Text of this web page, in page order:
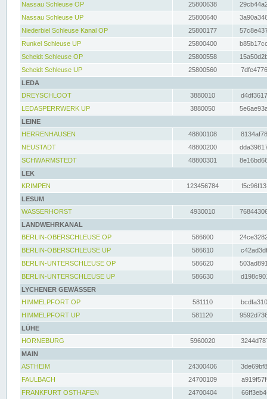
Nassau Schleuse OP
25800638
Nassau Schleuse UP
25800640
Niederbiel Schleuse Kanal OP
25800177
Runkel Schleuse UP
25800400
Scheidt Schleuse OP
25800558
Scheidt Schleuse UP
25800560
LEDA
DREYSCHLOOT
3880010
LEDASPERRWERK UP
3880050
LEINE
HERRENHAUSEN
48800108
NEUSTADT
48800200
SCHWARMSTEDT
48800301
LEK
KRIMPEN
123456784
LESUM
WASSERHORST
4930010
LANDWEHRKANAL
BERLIN-OBERSCHLEUSE OP
586600
BERLIN-OBERSCHLEUSE UP
586610
BERLIN-UNTERSCHLEUSE OP
586620
BERLIN-UNTERSCHLEUSE UP
586630
LYCHENER GEWÄSSER
HIMMELPFORT OP
581110
HIMMELPFORT UP
581120
LÜHE
HORNEBURG
5960020
MAIN
ASTHEIM
24300406
FAULBACH
24700109
FRANKFURT OSTHAFEN
24700404